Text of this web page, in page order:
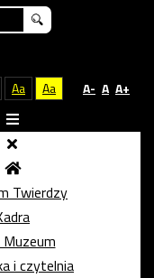
Aa Aa A- A A+
Twierdzy
Muzeum
i czytelnia